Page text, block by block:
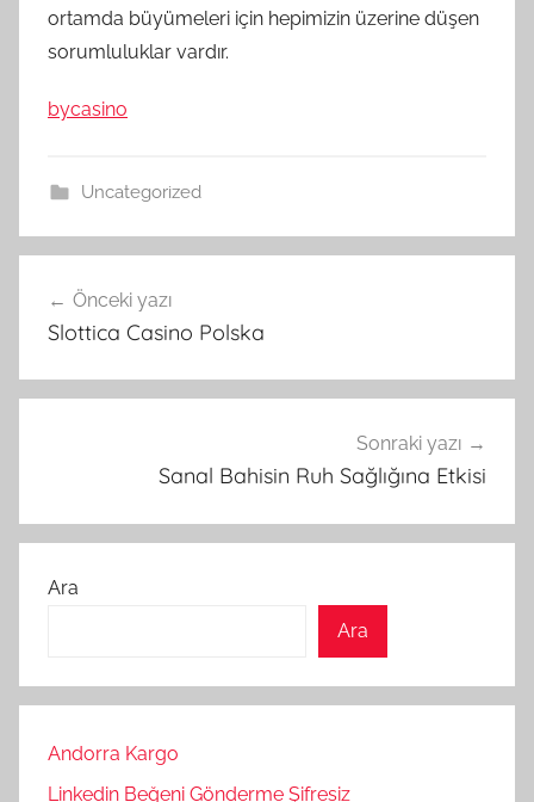
ortamda büyümeleri için hepimizin üzerine düşen
sorumluluklar vardır.
bycasino
Uncategorized
gezinmesi
Önceki yazı
Slottica Casino Polska
Sonraki yazı
Sanal Bahisin Ruh Sağlığına Etkisi
Ara
Ara
Andorra Kargo
Linkedin Beğeni Gönderme Şifresiz